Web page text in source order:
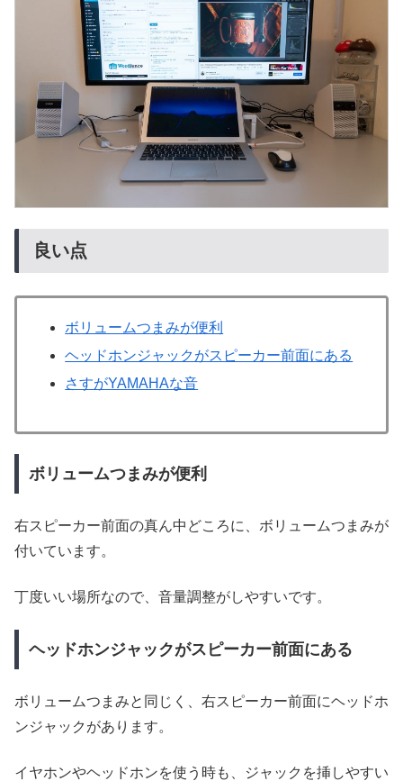
良い点
ボリュームつまみが便利
ヘッドホンジャックがスピーカー前面にある
さすがYAMAHAな音
ボリュームつまみが便利
右スピーカー前面の真ん中どころに、ボリュームつまみが
付いています。
丁度いい場所なので、音量調整がしやすいです。
ヘッドホンジャックがスピーカー前面にある
ボリュームつまみと同じく、右スピーカー前面にヘッドホ
ンジャックがあります。
イヤホンやヘッドホンを使う時も、ジャックを挿しやすい